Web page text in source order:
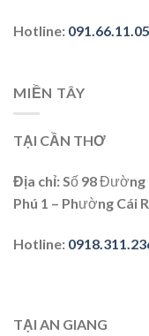
Hotline:
MIỀN TÂY
TẠI CẦN THƠ
Địa chỉ: Số 98
Phú 1 – Phường Cái
Hotline:
TẠI AN GIANG